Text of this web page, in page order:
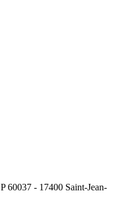
60037 - 17400 Saint-Jean-